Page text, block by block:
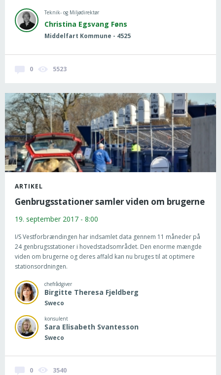
Teknik- og Miljødirektør
Christina Egsvang Føns
Middelfart Kommune - 4525
0 5523
ARTIKEL
Genbrugsstationer samler viden om brugerne
19. september 2017 - 8:00
I/S Vestforbrændingen har indsamlet data gennem 11 måneder på
24 genbrugsstationer i hovedstadsområdet. Den enorme mængde
viden om brugerne og deres affald kan nu bruges til at optimere
stationsordningen.
chefrådgiver
Birgitte Theresa Fjeldberg
Sweco
konsulent
Sara Elisabeth Svantesson
Sweco
0 3540